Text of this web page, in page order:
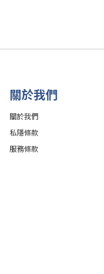
關於我們
關於我們
私隱條款
服務條款